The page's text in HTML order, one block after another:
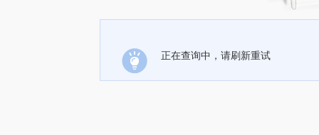
正在查询中，请刷新重试